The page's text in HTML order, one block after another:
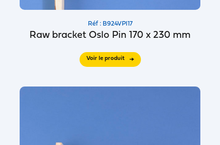
Réf : B924VPI17
Raw bracket Oslo Pin 170 x 230 mm
Voir le produit